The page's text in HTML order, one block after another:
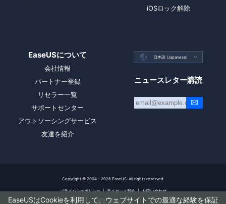
EaseUSはCookieを利用して、ウェブサイトでの最適な経験を保証
iOSロック解除
EaseUSについて
会社情報
パートナー登録
リセラー一覧
サポートセンター
アウトソーシングサービス
友達を紹介
 日本語 (Japanese) 
ニュースレター購読
Copyright © 2004 - 2026EaseUS. All rights reserved.
プライバシーポリシー | ライセンス契約 | お問い合わせ